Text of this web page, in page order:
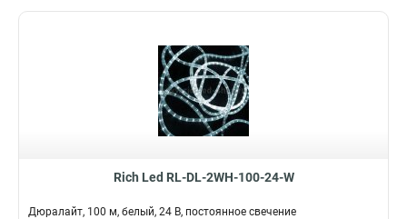
Rich Led RL-DL-2WH-100-24-W
Дюралайт, 100 м, белый, 24 В, постоянное свечение